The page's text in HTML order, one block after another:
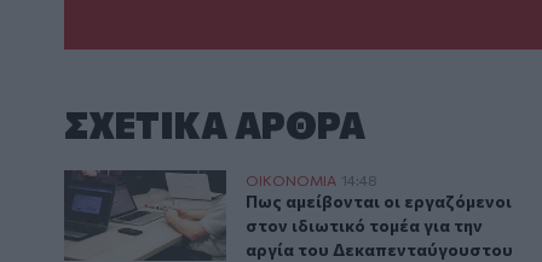
ΣΧΕΤΙΚA AΡΘΡΑ
Πως αμείβονται οι εργαζόμενοι στον ιδιωτικό
ΟΙΚΟΝΟΜΙΑ 14:48
Πως αμείβονται οι εργαζόμενοι
Πως αμείβονται οι εργαζόμενοι
στον ιδιωτικό τομέα για την
αργία του Δεκαπενταύγουστου